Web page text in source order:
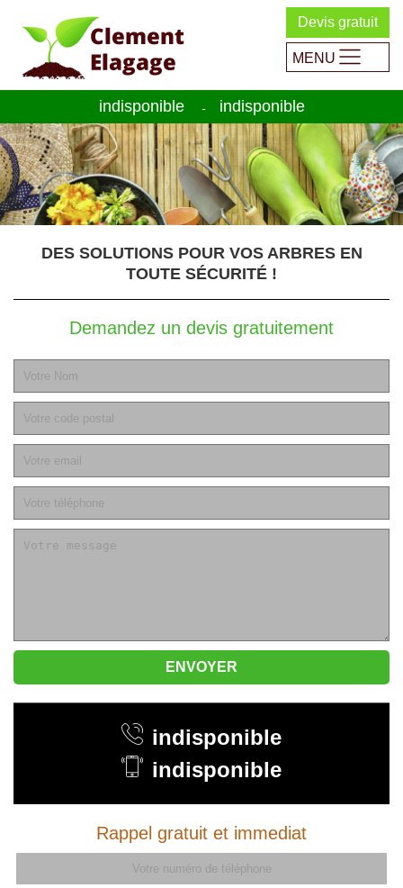
Devis gratuit
MENU
indisponible - indisponible
DES SOLUTIONS POUR VOS ARBRES EN
TOUTE SÉCURITÉ !
Demandez un devis gratuitement
indisponible
indisponible
Rappel gratuit et immediat